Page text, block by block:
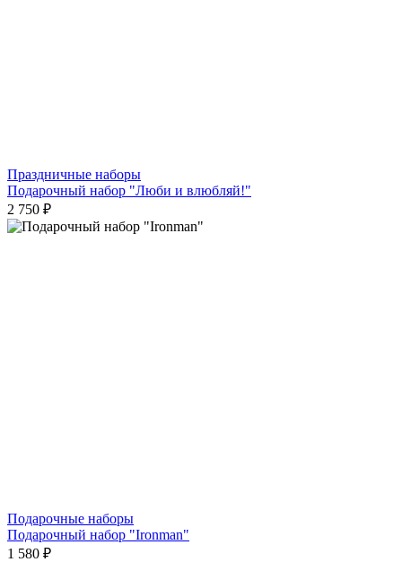
Праздничные наборы
Подарочный набор "Люби и влюбляй!"
2 750 ₽
Подарочные наборы
Подарочный набор "Ironman"
1 580 ₽